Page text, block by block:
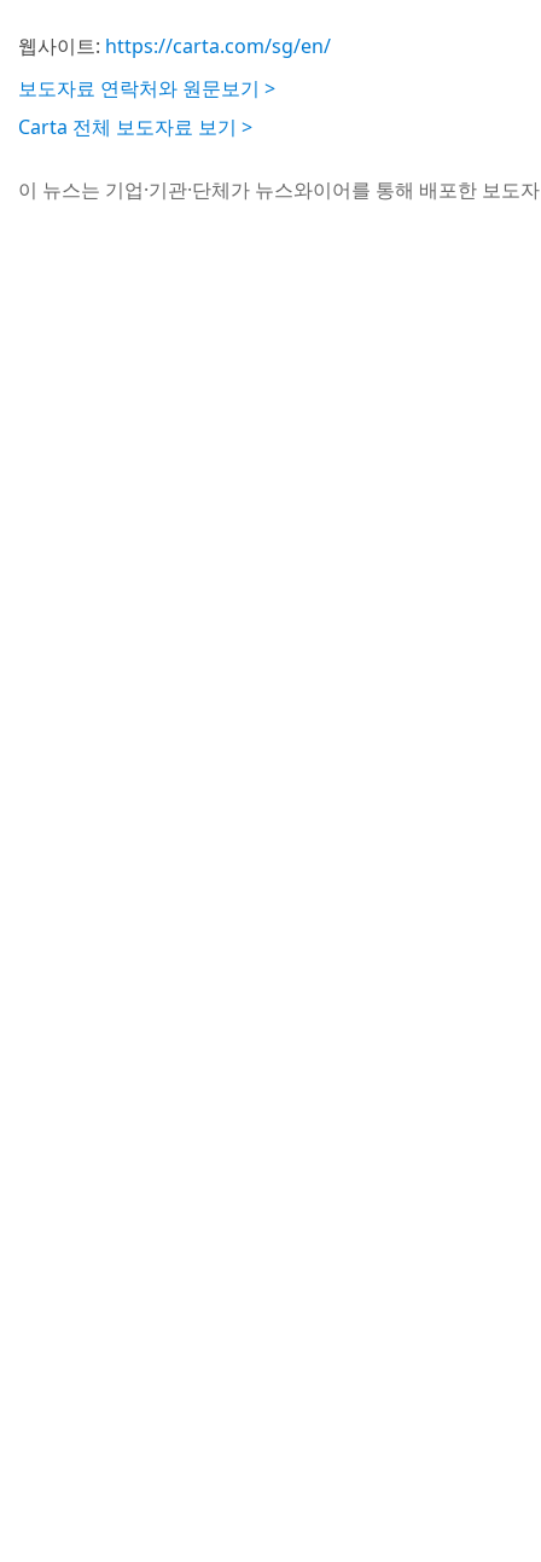
웹사이트: https://carta.com/sg/en/
보도자료 연락처와 원문보기 >
Carta 전체 보도자료 보기 >
이 뉴스는 기업·기관·단체가 뉴스와이어를 통해 배포한 보도